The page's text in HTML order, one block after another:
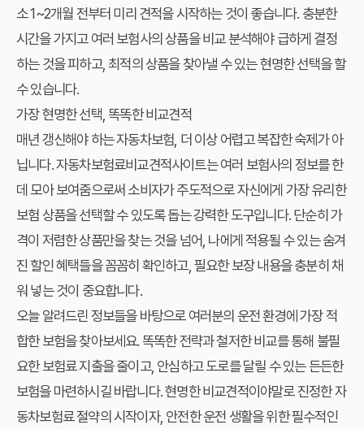
소 1~2개월 전부터 미리 견적을 시작하는 것이 좋습니다. 충분한
시간을 가지고 여러 보험사의 상품을 비교 분석해야 급하게 결정
하는 것을 피하고, 최적의 상품을 찾아낼 수 있는 현명한 선택을 할
수 있습니다.
가장 현명한 선택, 똑똑한 비교견적
매년 갱신해야 하는 자동차보험, 더 이상 어렵고 복잡한 숙제가 아
닙니다. 자동차보험료비교견적사이트는 여러 보험사의 정보를 한
데 모아 보여줌으로써 소비자가 주도적으로 자신에게 가장 유리한
보험 상품을 선택할 수 있도록 돕는 강력한 도구입니다. 단순히 가
격이 저렴한 상품만을 찾는 것을 넘어, 나에게 적용될 수 있는 숨겨
진 할인 혜택들을 꼼꼼히 확인하고, 필요한 보장 내용을 충분히 채
워 넣는 것이 중요합니다.
오늘 알려드린 정보들을 바탕으로 여러분의 운전 환경에 가장 적
합한 보험을 찾아보세요. 똑똑한 전략과 철저한 비교를 통해 불필
요한 보험료 지출을 줄이고, 안심하고 도로를 달릴 수 있는 든든한
보험을 마련하시길 바랍니다. 현명한 비교견적이야말로 진정한 자
동차보험료 절약의 시작이자, 안전한 운전 생활을 위한 필수적인